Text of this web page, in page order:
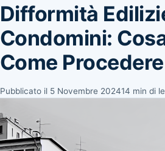
Difformità
Condomini:
Come Procedere
Pubblicato il 5 Novembre 202414 min di